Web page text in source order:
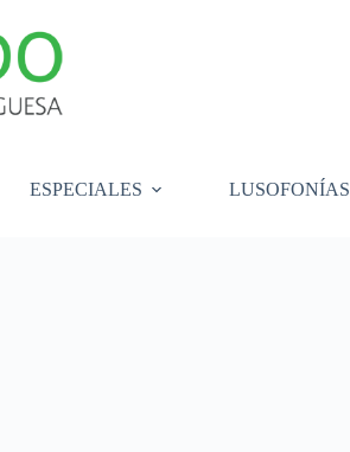
ESPECIALES LUSOFONÍAS